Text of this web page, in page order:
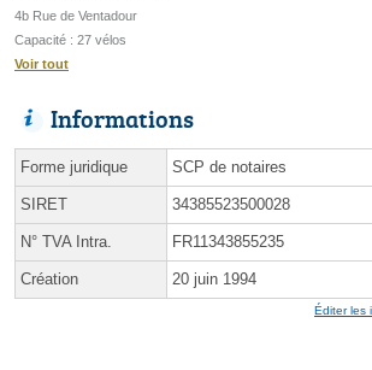
4b Rue de Ventadour
Capacité : 27 vélos
Voir tout
Informations
Forme juridique SCP de notaires
SIRET 34385523500028
N° TVA Intra. FR11343855235
Création 20 juin 1994
Éditer les